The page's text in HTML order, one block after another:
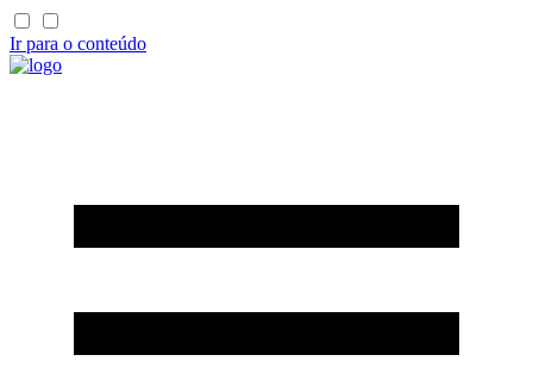
Ir para o conteúdo